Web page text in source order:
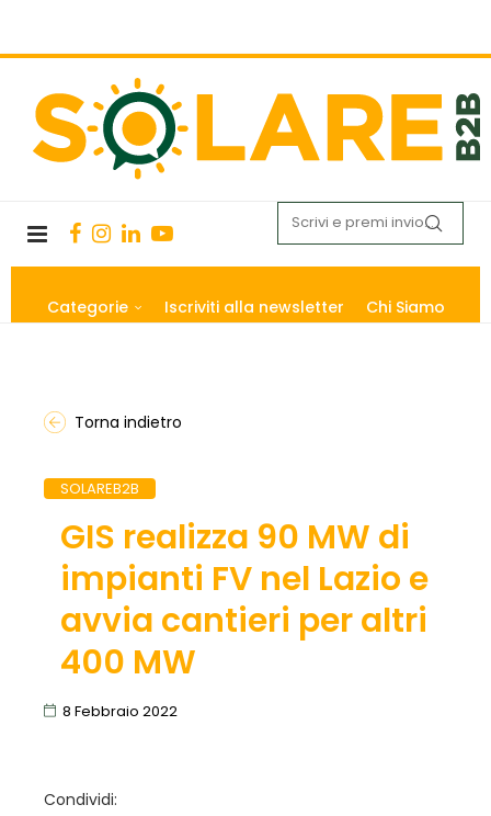
Categorie Iscriviti alla newsletter Chi Siamo
Torna indietro
SOLAREB2B
GIS realizza 90 MW di
impianti FV nel Lazio e
avvia cantieri per altri
400 MW
8 Febbraio 2022
Condividi: